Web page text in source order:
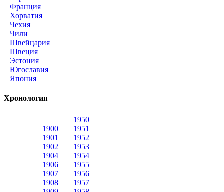
Франция
Хорватия
Чехия
Чили
Швейцария
Швеция
Эстония
Югославия
Япония
Хронология
1900
1901
1902
1904
1906
1907
1908
1950
1951
1952
1953
1954
1955
1956
1957